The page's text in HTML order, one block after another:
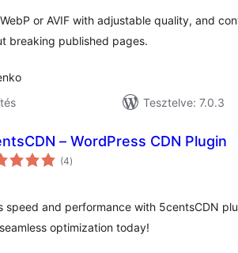
or AVIF with adjustable quality, and
breaking published pages.
Tesztelve: 7.0.3
– WordPress CDN Plugin
(4értékelés
összesen
)
speed and performance with 5centsCDN
optimization today!